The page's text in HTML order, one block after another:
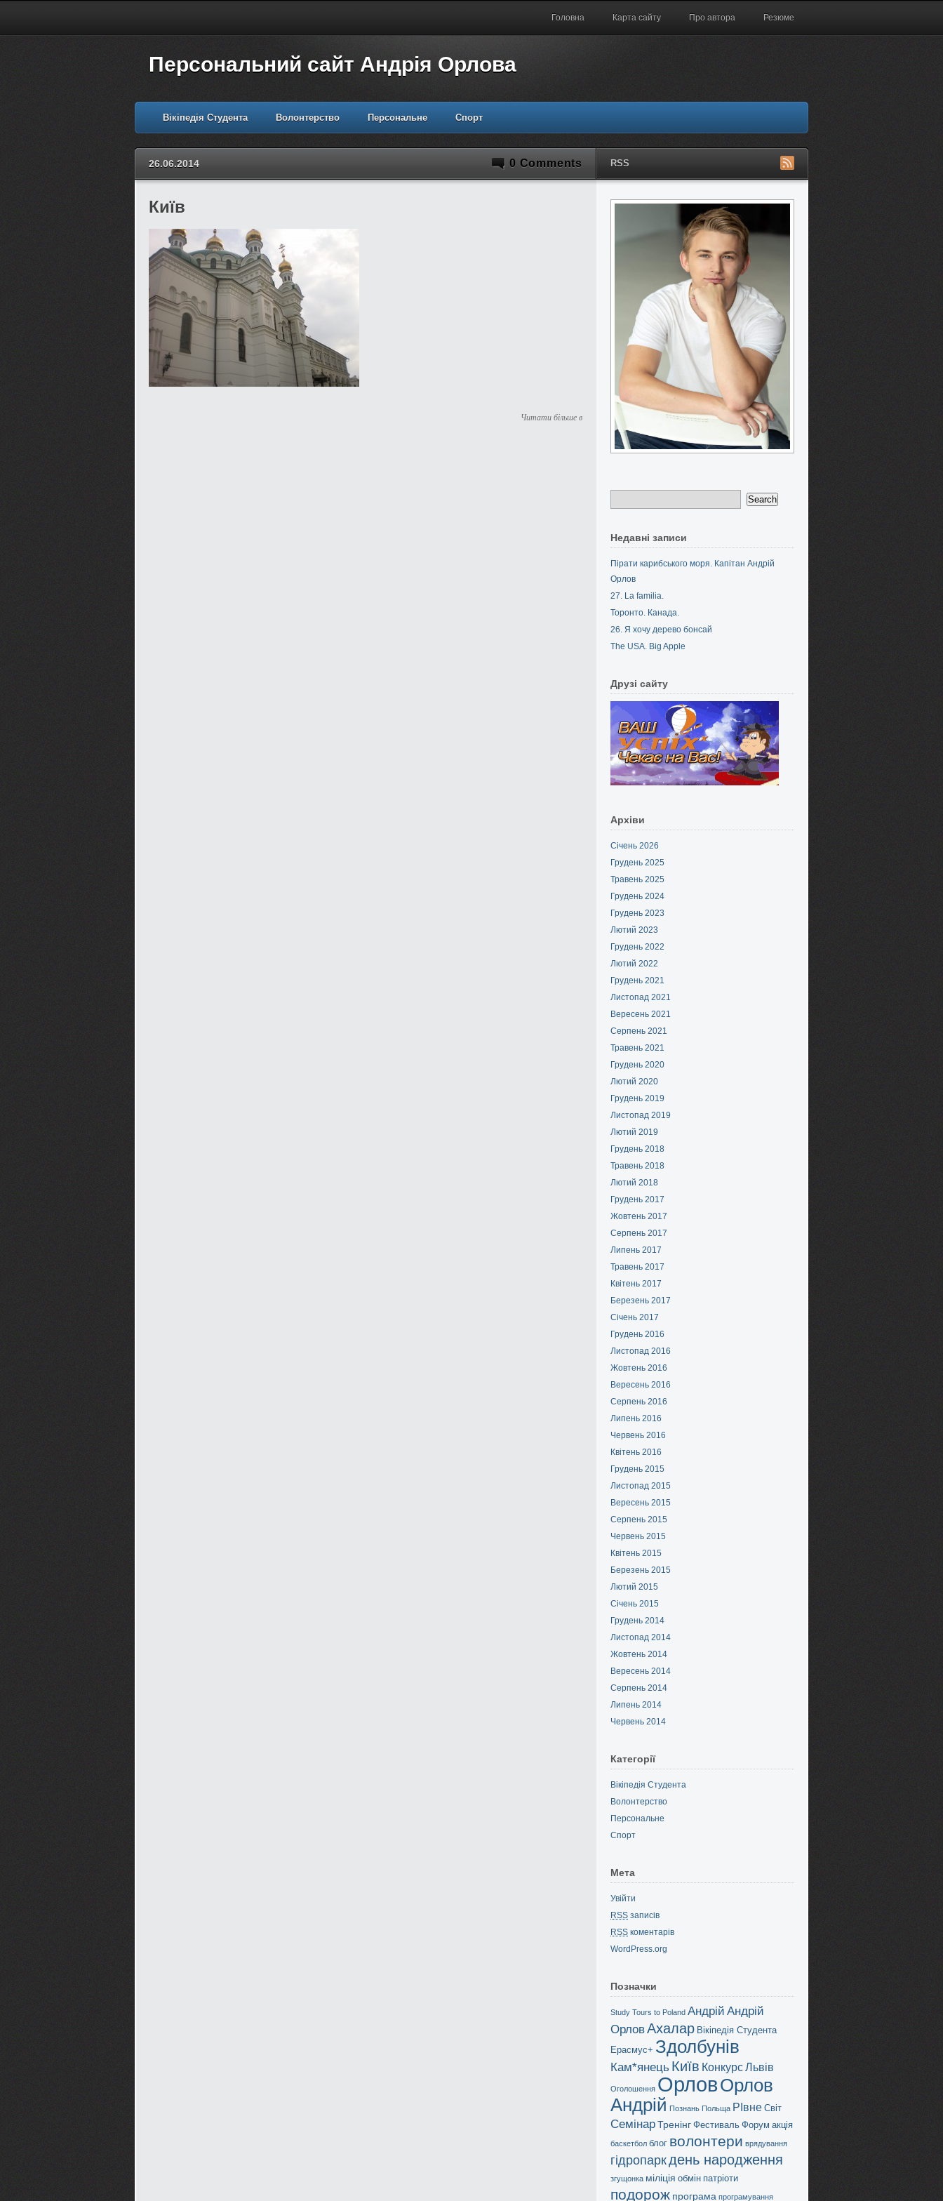
Головна Карта сайту Про автора Резюме
Персональний сайт Андрія Орлова
Вікіпедія Студента Волонтерство Персональне Спорт
26.06.2014 0 Comments RSS
Київ
Читати більше в
Недавні записи
Пірати карибського моря. Капітан Андрій
Орлов
27. La familia.
Торонто. Канада.
26. Я хочу дерево бонсай
The USA. Big Apple
Друзі сайту
Архіви
Січень 2026
Грудень 2025
Травень 2025
Грудень 2024
Грудень 2023
Лютий 2023
Грудень 2022
Лютий 2022
Грудень 2021
Листопад 2021
Вересень 2021
Серпень 2021
Травень 2021
Грудень 2020
Лютий 2020
Грудень 2019
Листопад 2019
Лютий 2019
Грудень 2018
Травень 2018
Лютий 2018
Грудень 2017
Жовтень 2017
Серпень 2017
Липень 2017
Травень 2017
Квітень 2017
Березень 2017
Січень 2017
Грудень 2016
Листопад 2016
Жовтень 2016
Вересень 2016
Серпень 2016
Липень 2016
Червень 2016
Квітень 2016
Грудень 2015
Листопад 2015
Вересень 2015
Серпень 2015
Червень 2015
Квітень 2015
Березень 2015
Лютий 2015
Січень 2015
Грудень 2014
Листопад 2014
Жовтень 2014
Вересень 2014
Серпень 2014
Липень 2014
Червень 2014
Категорії
Вікіпедія Студента
Волонтерство
Персональне
Спорт
Мета
Увійти
RSS записів
RSS коментарів
WordPress.org
Позначки
Study Tours to Poland Андрій Андрій
ОрловАхалар Вікіпедія Студента
Ерасмус+ Здолбунів
Кам*янець Київ КонкурсЛьвів
Оголошення ОрловОрлов
Андрій Познань Польща РІвне Світ
СемінарТренінг Фестиваль Форум акція
баскетбол блог волонтери врядування
гідропаркдень народження
згущонка міліція обмін патріоти
подорож програма програмування